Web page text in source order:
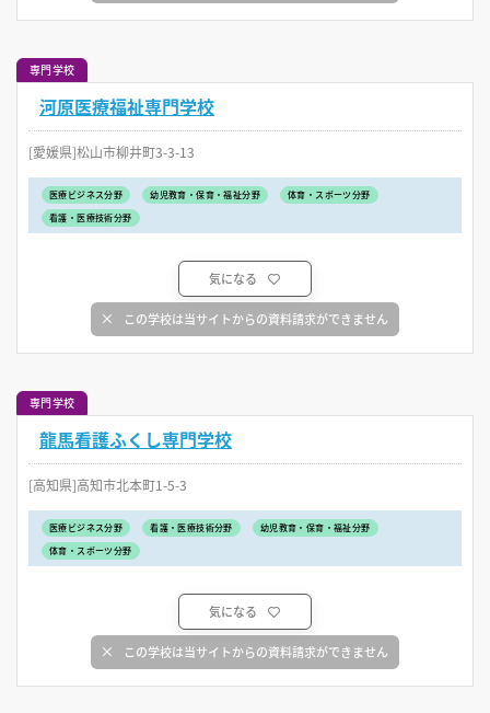
専門学校
河原医療福祉専門学校
[愛媛県]松山市柳井町3-3-13
医療ビジネス分野 幼児教育・保育・福祉分野
体育・スポーツ分野
看護・医療技術分野
気になる
この学校は当サイトからの資料請求ができません
専門学校
龍馬看護ふくし専門学校
[高知県]高知市北本町1-5-3
医療ビジネス分野 看護・医療技術分野
幼児教育・保育・福祉分野
体育・スポーツ分野
気になる
この学校は当サイトからの資料請求ができません